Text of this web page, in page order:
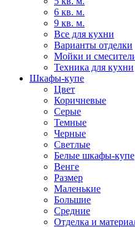
6 кв. м.
9 кв. м.
Все для кухни
Варианты отделки
Мойки и
Техника для кухни
Шкафы-купе
Цвет
Коричневые
Серые
Темные
Черные
Светлые
Белые шкафы-купе
Венге
Размер
Маленькие
Большие
Средние
Отделка и